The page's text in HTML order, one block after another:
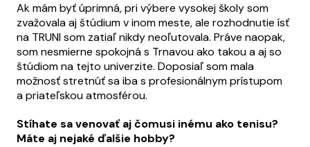
Ak mám byť úprimná, pri výbere vysokej školy som
zvažovala aj štúdium v inom meste, ale rozhodnutie ísť
na TRUNI som zatiaľ nikdy neoľutovala. Práve naopak,
som nesmierne spokojná s Trnavou ako takou a aj so
štúdiom na tejto univerzite. Doposiaľ som mala
možnosť stretnúť sa iba s profesionálnym prístupom
a priateľskou atmosférou.
Stíhate sa venovať aj čomusi inému ako tenisu?
Máte aj nejaké ďalšie hobby?